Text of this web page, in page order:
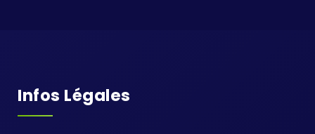
Infos Légales